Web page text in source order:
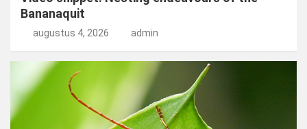
Bananaquit
augustus 4, 2026 admin